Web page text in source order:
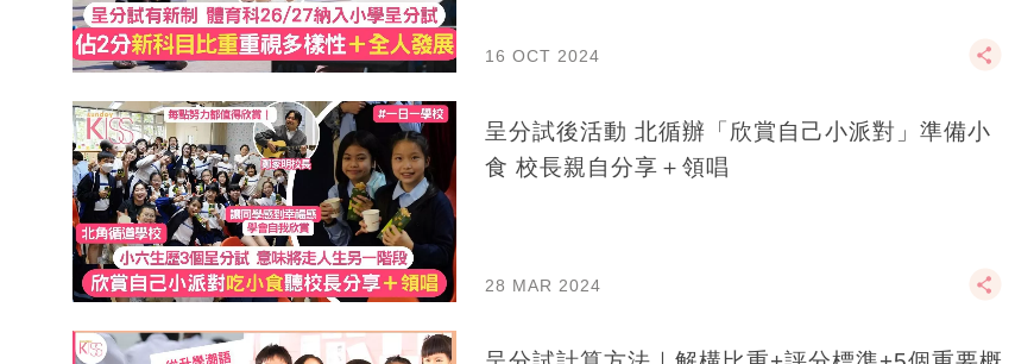
16 OCT 2024
呈分試後活動 北循辦「欣賞自己小派對」準備小
食 校長親自分享＋領唱
28 MAR 2024